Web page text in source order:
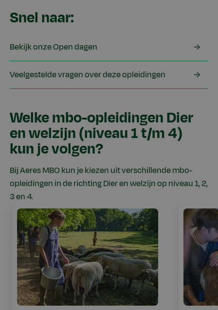
Snel naar:
Bekijk onze Open dagen
Veelgestelde vragen over deze opleidingen
Welke mbo-opleidingen Dier
en welzijn (niveau 1 t/m 4)
kun je volgen?
Bij Aeres MBO kun je kiezen uit verschillende mbo-
opleidingen in de richting Dier en welzijn op niveau 1, 2,
3 en 4.